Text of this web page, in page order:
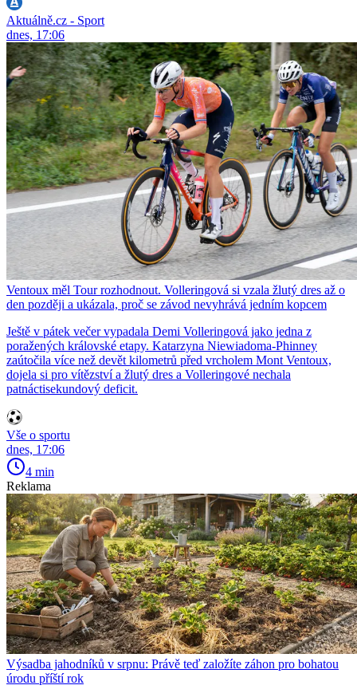
Aktuálně.cz - Sport
dnes, 17:06
Ventoux měl Tour rozhodnout. Volleringová si vzala žlutý dres až o
den později a ukázala, proč se závod nevyhrává jedním kopcem
Ještě v pátek večer vypadala Demi Volleringová jako jedna z
poražených královské etapy. Katarzyna Niewiadoma-Phinney
zaútočila více než devět kilometrů před vrcholem Mont Ventoux,
dojela si pro vítězství a žlutý dres a Volleringové nechala
patnáctisekundový deficit.
Vše o sportu
dnes, 17:06
4 min
Reklama
Výsadba jahodníků v srpnu: Právě teď založíte záhon pro bohatou
úrodu příští rok